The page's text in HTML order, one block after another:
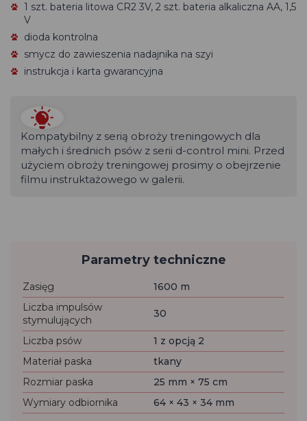
1 szt. bateria litowa CR2 3V, 2 szt. bateria alkaliczna AA, 1,5
V
dioda kontrolna
smycz do zawieszenia nadajnika na szyi
instrukcja i karta gwarancyjna
Kompatybilny z serią obroży treningowych dla
małych i średnich psów z serii d-control mini. Przed
użyciem obroży treningowej prosimy o obejrzenie
filmu instruktażowego w galerii.
Parametry techniczne
Zasięg
1600 m
Liczba impulsów
stymulujących
30
Liczba psów
1 z opcją 2
Materiał paska
tkany
Rozmiar paska
25 mm × 75 cm
Wymiary odbiornika
64 × 43 × 34 mm